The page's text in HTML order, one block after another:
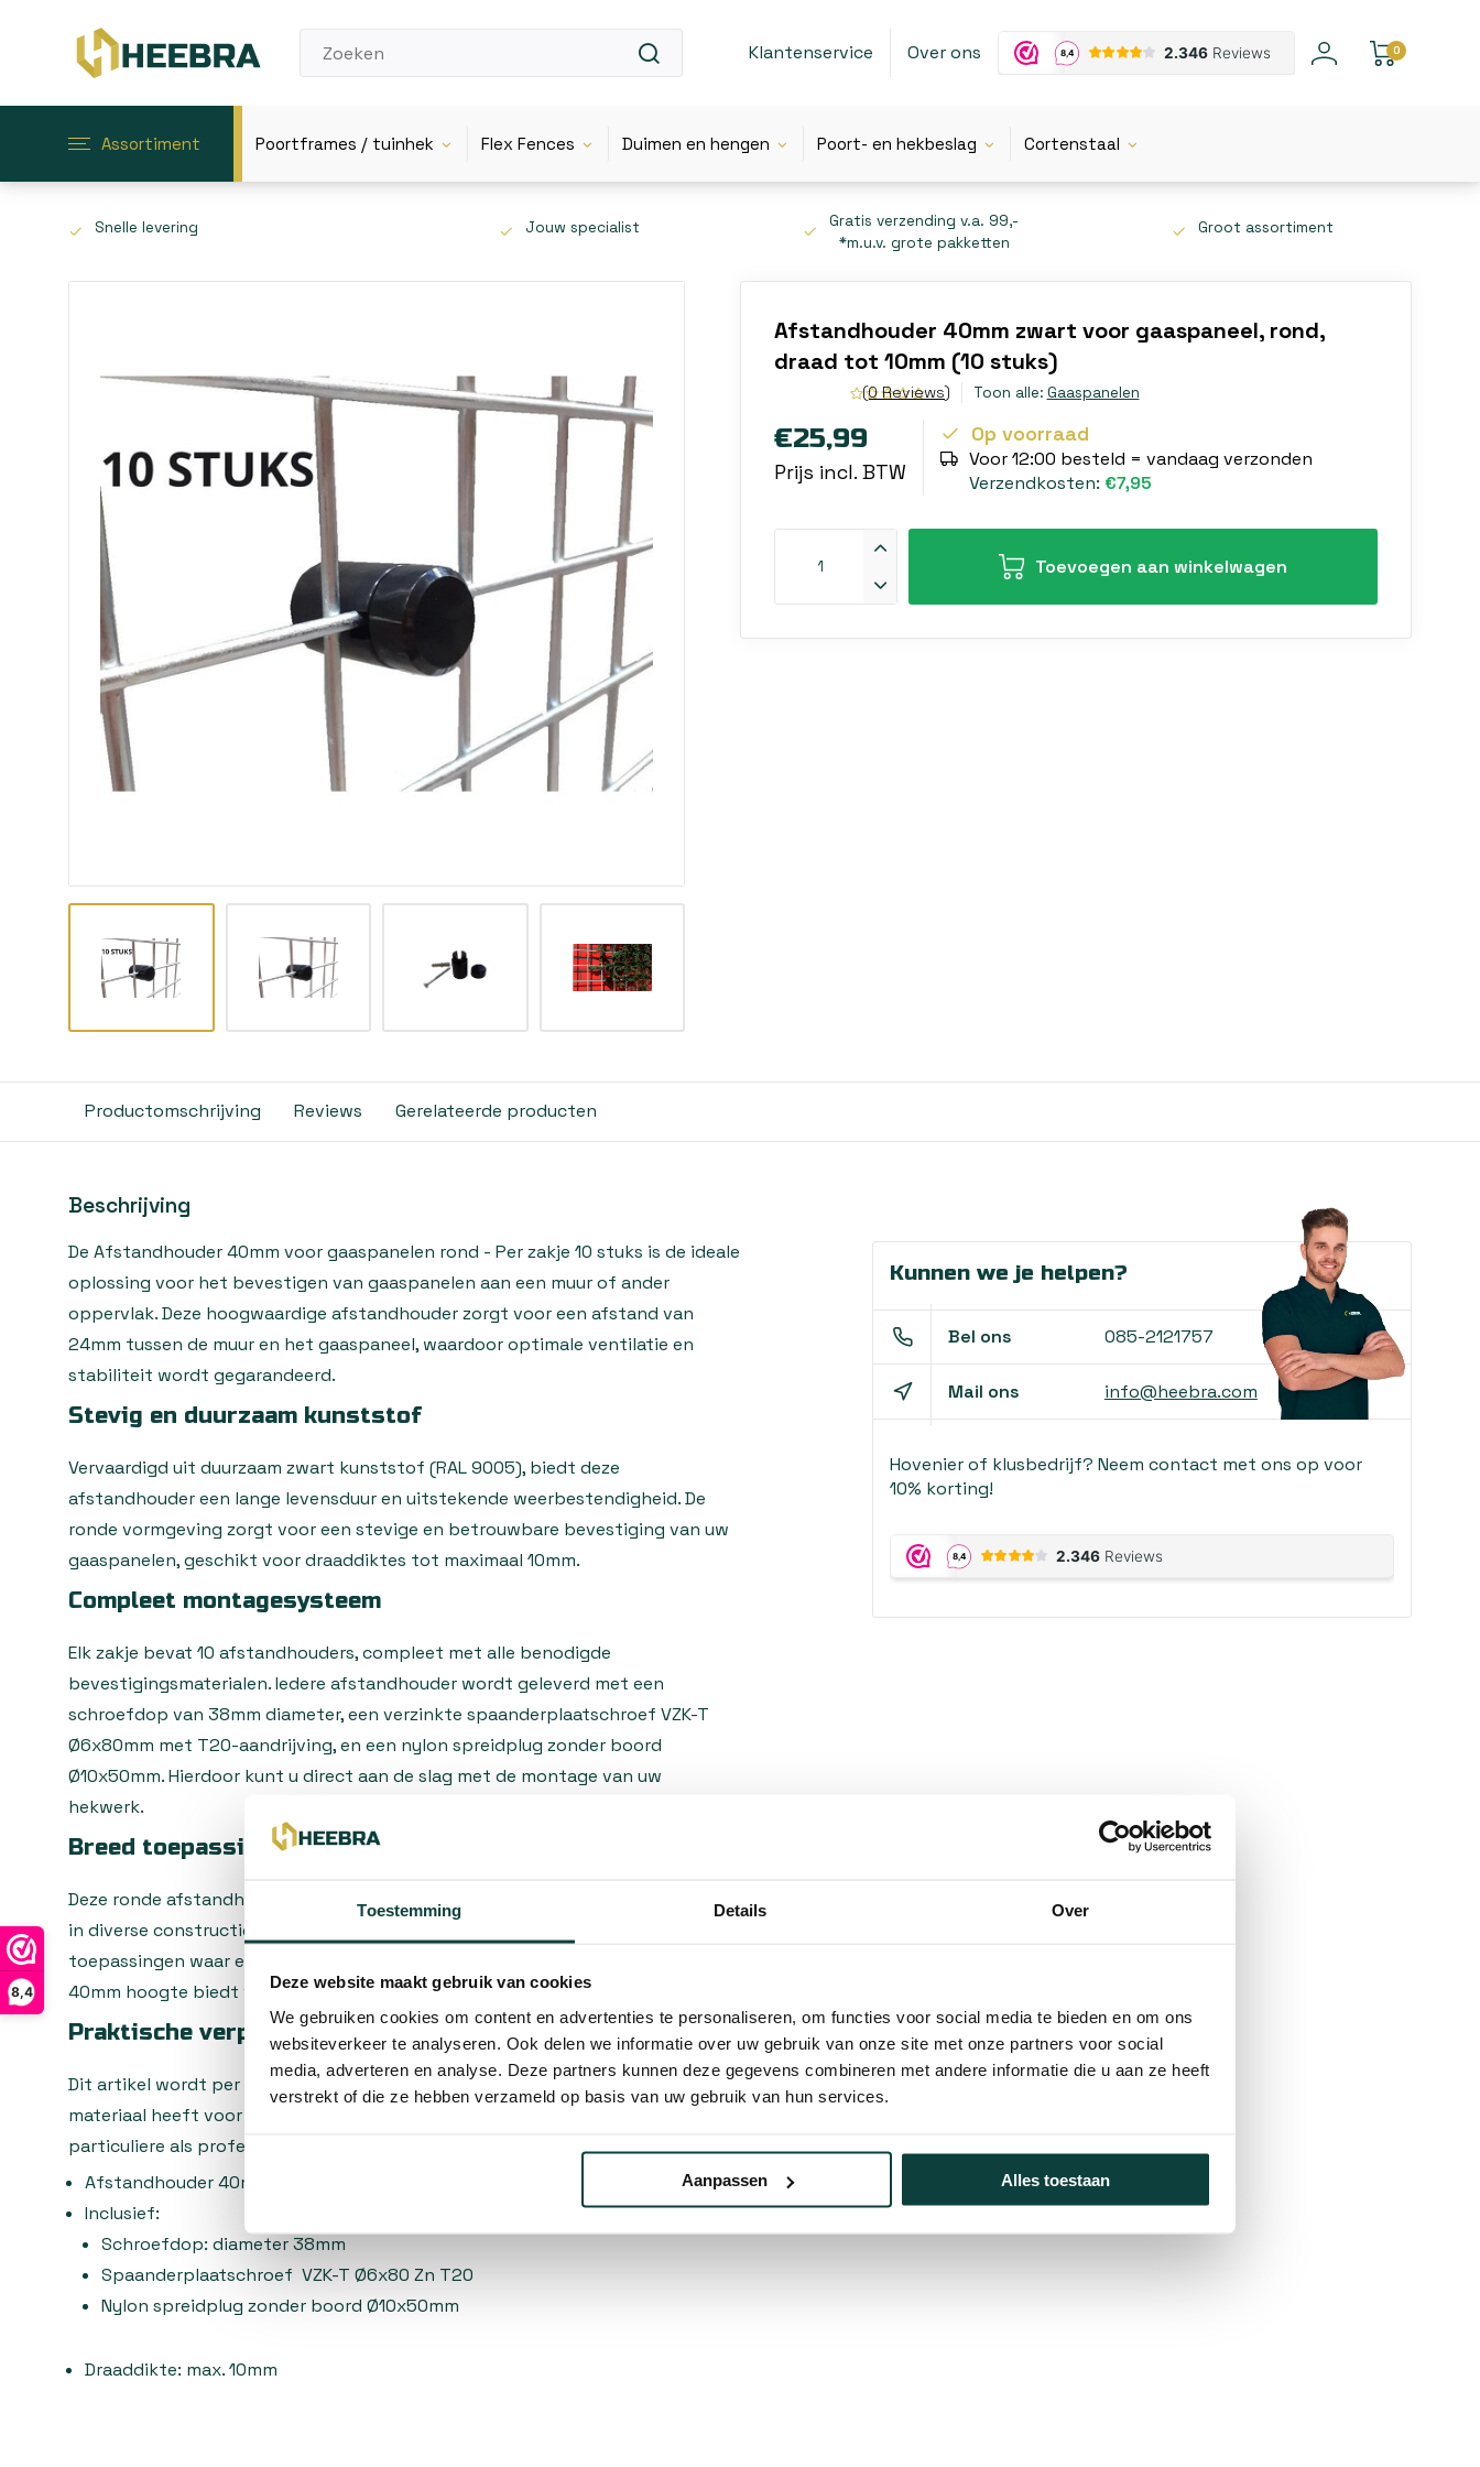
Toestemming Details Over
Deze website maakt gebruik van cookies
We gebruiken cookies om content en advertenties te personaliseren, om functies voor social media te bieden en om ons
websiteverkeer te analyseren. Ook delen we informatie over uw gebruik van onze site met onze partners voor social
media, adverteren en analyse. Deze partners kunnen deze gegevens combineren met andere informatie die u aan ze heeft
verstrekt of die ze hebben verzameld op basis van uw gebruik van hun services.
Aanpassen Alles toestaan
8,4
Klantenservice Over ons 0
Assortiment Poortframes / tuinhek Flex Fences Duimen en hengen Poort- en hekbeslag Cortenstaal
Snelle levering Jouw specialist
Gratis verzending v.a. 99,-
*m.u.v. grote pakketten
Groot assortiment
Afstandhouder 40mm zwart voor gaaspaneel, rond,
draad tot 10mm (10 stuks)
(0 Reviews) Toon alle: Gaaspanelen
€25,99
Prijs incl. BTW
Op voorraad
Voor 12:00 besteld = vandaag verzonden
Verzendkosten: €7,95
Toevoegen aan winkelwagen
Productomschrijving Reviews Gerelateerde producten
Beschrijving
De Afstandhouder 40mm voor gaaspanelen rond - Per zakje 10 stuks is de ideale
oplossing voor het bevestigen van gaaspanelen aan een muur of ander
oppervlak. Deze hoogwaardige afstandhouder zorgt voor een afstand van
24mm tussen de muur en het gaaspaneel, waardoor optimale ventilatie en
stabiliteit wordt gegarandeerd.
Stevig en duurzaam kunststof
Vervaardigd uit duurzaam zwart kunststof (RAL 9005), biedt deze
afstandhouder een lange levensduur en uitstekende weerbestendigheid. De
ronde vormgeving zorgt voor een stevige en betrouwbare bevestiging van uw
gaaspanelen, geschikt voor draaddiktes tot maximaal 10mm.
Compleet montagesysteem
Elk zakje bevat 10 afstandhouders, compleet met alle benodigde
bevestigingsmaterialen. Iedere afstandhouder wordt geleverd met een
schroefdop van 38mm diameter, een verzinkte spaanderplaatschroef VZK-T
Ø6x80mm met T20-aandrijving, en een nylon spreidplug zonder boord
Ø10x50mm. Hierdoor kunt u direct aan de slag met de montage van uw
hekwerk.
Breed toepassingsgebied
Deze ronde afstandhouders zijn perfect voor het bevestigen van gaaspanelen
in diverse constructies zoals tuinhekken, afrastering, balkonhekken en andere
toepassingen waar een stevige en professionele bevestiging vereist is. De
40mm hoogte biedt voldoende ruimte voor optimale stabiliteit.
Praktische verpakking
Dit artikel wordt per zakje van 10 stuks geleverd, waardoor u direct voldoende
materiaal heeft voor meerdere bevestigingspunten. Ideaal voor zowel
particuliere als professionele projecten.
Afstandhouder 40mm (hoge versie) in zwart kunstof (RAL 9005)
Inclusief:
Schroefdop: diameter 38mm
Spaanderplaatschroef VZK-T Ø6x80 Zn T20
Nylon spreidplug zonder boord Ø10x50mm
Draaddikte: max. 10mm
Kunnen we je helpen?
Bel ons 085-2121757
Mail ons info@heebra.com
Hovenier of klusbedrijf? Neem contact met ons op voor
10% korting!